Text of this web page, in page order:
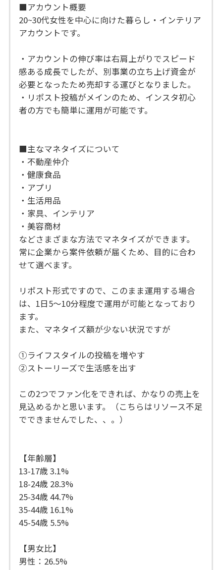
■アカウント概要
20~30代女性を中心に向けた暮らし・インテリア
アカウントです。
・アカウントの伸び率は右肩上がりでスピード
感ある成長でしたが、別事業の立ち上げ資金が
必要となったため売却する運びとなりました。
・リポスト投稿がメインのため、インスタ初心
者の方でも簡単に運用が可能です。
■主なマネタイズについて
・不動産仲介
・健康食品
・アプリ
・生活用品
・家具、インテリア
・美容商材
などさまざまな方法でマネタイズができます。
常に企業から案件依頼が届くため、目的に合わ
せて選べます。
リポスト形式ですので、このまま運用する場合
は、1日5〜10分程度で運用が可能となっており
ます。
また、マネタイズ額が少ない状況ですが
①ライフスタイルの投稿を増やす
②ストーリーズで生活感を出す
この2つでファン化をできれば、かなりの売上を
見込めるかと思います。（こちらはリソース不足
でできませんでした、、。）
【年齢層】
13-17歳 3.1%
18-24歳 28.3%
25-34歳 44.7%
35-44歳 16.1%
45-54歳 5.5%
【男女比】
男性：26.5%